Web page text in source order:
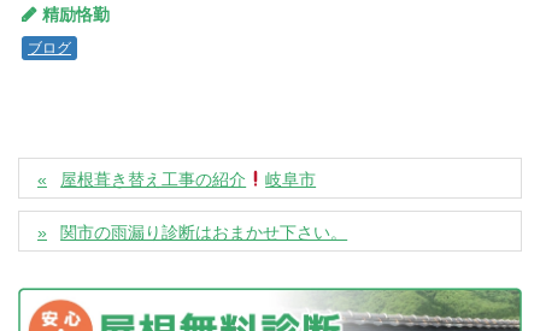
精励恪勤
ブログ
屋根葺き替え工事の紹介 岐阜市
関市の雨漏り診断はおまかせ下さい。